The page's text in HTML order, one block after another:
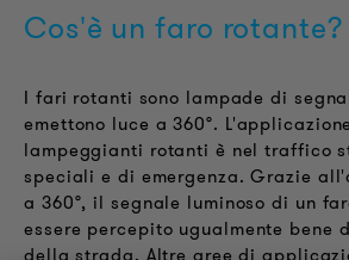
Cos'è un faro rotante?
I fari rotanti sono lampade di
emettono luce a 360°.
lampeggianti rotanti è nel traffico
speciali e di emergenza. Grazie
a 360°, il segnale luminoso di un
essere percepito ugualmente bene